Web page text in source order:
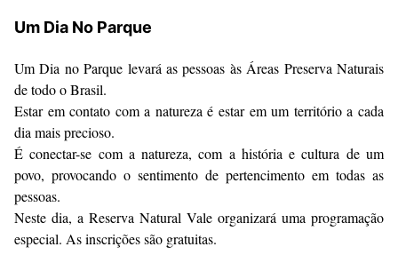
Um Dia No Parque
Um Dia no Parque levará as pessoas às Áreas Preserva Naturais
de todo o Brasil.
Estar em contato com a natureza é estar em um território a cada
dia mais precioso.
É conectar-se com a natureza, com a história e cultura de um
povo, provocando o sentimento de pertencimento em todas as
pessoas.
Neste dia, a Reserva Natural Vale organizará uma programação
especial. As inscrições são gratuitas.